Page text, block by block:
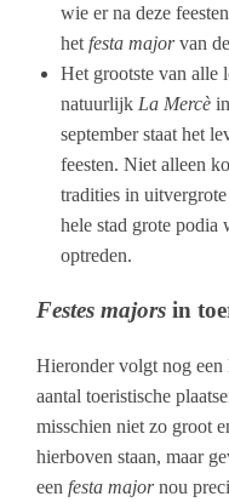
wie er na deze
het festa majorvan
Het grootste van alle
natuurlijk La Mercè in
september staat het
feesten. Niet alleen
tradities in
hele stad grote podia
optreden.
Festes majors in
Hieronder volgt nog een
aantal toeristische
misschien niet zo groot
hierboven staan, maar
een festa majornou